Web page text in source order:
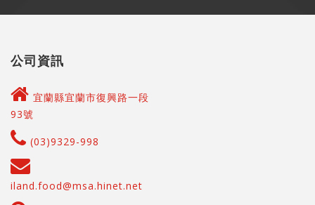
公司資訊
宜蘭縣宜蘭市復興路一段
93號
(03)9329-998
iland.food@msa.hinet.net